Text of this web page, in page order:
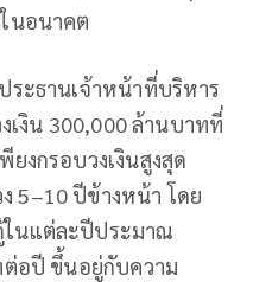
นอนาคต
ระธานเจ้าหน้าที่บริหาร
เงิน 300,000 ล้านบาทที่
งกรอบวงเงินสูงสุด
5–10 ปีข้างหน้า โดย
นแต่ละปีประมาณ
อปี ขึ้นอยู่กับความ